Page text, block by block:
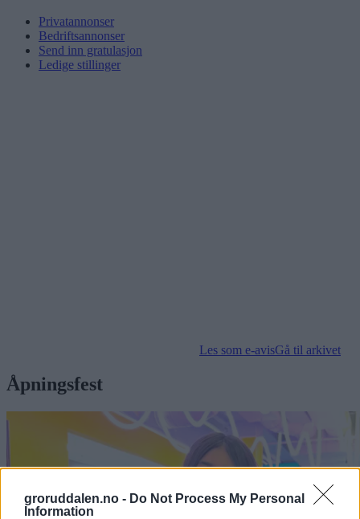
groruddalen.no - Do Not Process My Personal
Information
Privatannonser
Bedriftsannonser
Send inn gratulasjon
Ledige stillinger
Les som e-avisGå til arkivet
Åpningsfest